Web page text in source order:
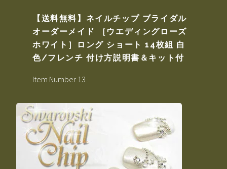
【送料無料】ネイルチップ ブライダル
オーダーメイド ［ウエディングローズ
ホワイト］ロング ショート 14枚組 白
色/フレンチ 付け方説明書＆キット付
Item Number 13